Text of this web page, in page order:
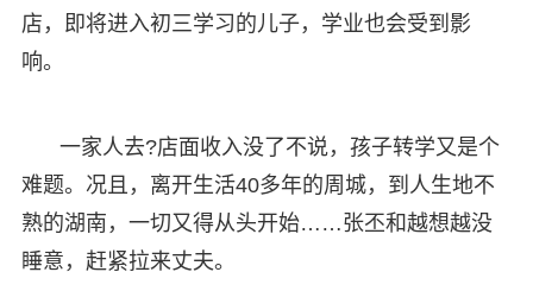
店，即将进入初三学习的儿子，学业也会受到影
响。
一家人去?店面收入没了不说，孩子转学又是个
难题。况且，离开生活40多年的周城，到人生地不
熟的湖南，一切又得从头开始……张丕和越想越没
睡意，赶紧拉来丈夫。